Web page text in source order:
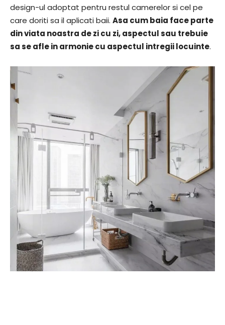
design-ul adoptat pentru restul camerelor si cel pe
care doriti sa il aplicati baii. Asa cum baia face parte
din viata noastra de zi cu zi, aspectul sau trebuie
sa se afle in armonie cu aspectul intregii locuinte.